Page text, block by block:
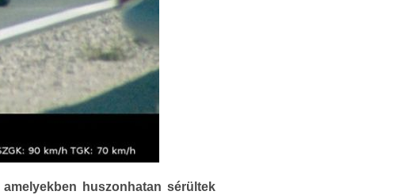
huszonhatan sérültek